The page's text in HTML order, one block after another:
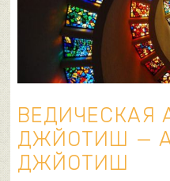
ВЕДИЧЕСКАЯ
ДЖЙОТИШ —
ДЖЙОТИШ